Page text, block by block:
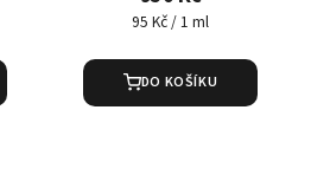
Měrná
95 Kč / 1 ml
DO KOŠÍKU